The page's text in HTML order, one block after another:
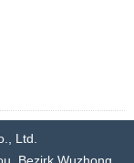
Ltd.